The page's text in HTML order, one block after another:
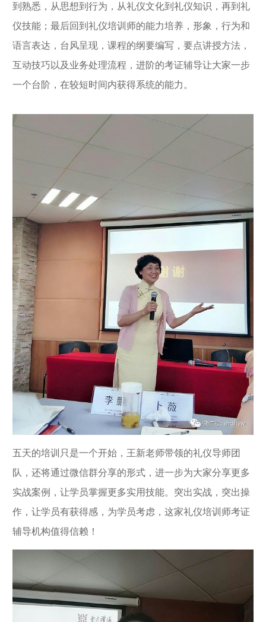
到熟悉，从思想到行为，从礼仪文化到礼仪知识，再到礼
仪技能；最后回到礼仪培训师的能力培养，形象，行为和
语言表达，台风呈现，课程的纲要编写，要点讲授方法，
互动技巧以及业务处理流程，进阶的考证辅导让大家一步
一个台阶，在较短时间内获得系统的能力。
五天的培训只是一个开始，王新老师带领的礼仪导师团
队，还将通过微信群分享的形式，进一步为大家分享更多
实战案例，让学员掌握更多实用技能。突出实战，突出操
作，让学员有获得感，为学员考虑，这家礼仪培训师考证
辅导机构值得信赖！